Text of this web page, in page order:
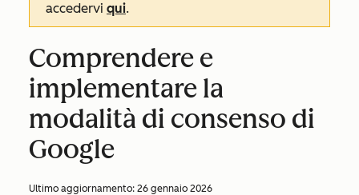
accedervi qui.
Comprendere e
implementare la
modalità di consenso di
Google
Ultimo aggiornamento: 26 gennaio 2026